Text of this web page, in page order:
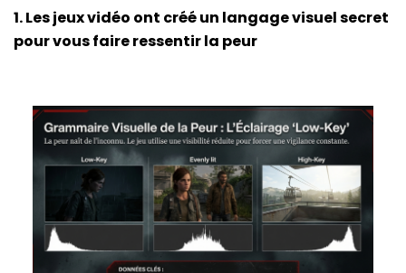
1. Les jeux vidéo ont créé un langage visuel secret
pour vous faire ressentir la peur